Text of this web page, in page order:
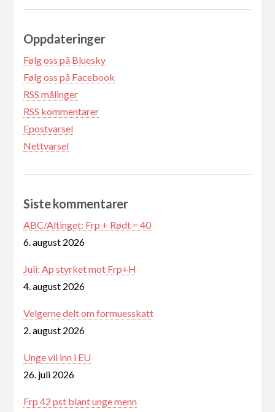
Oppdateringer
Følg oss på Bluesky
Følg oss på Facebook
RSS målinger
RSS kommentarer
Epostvarsel
Nettvarsel
Siste kommentarer
ABC/Altinget: Frp + Rødt = 40
6. august 2026
Juli: Ap styrket mot Frp+H
4. august 2026
Velgerne delt om formuesskatt
2. august 2026
Unge vil inn i EU
26. juli 2026
Frp 42 pst blant unge menn